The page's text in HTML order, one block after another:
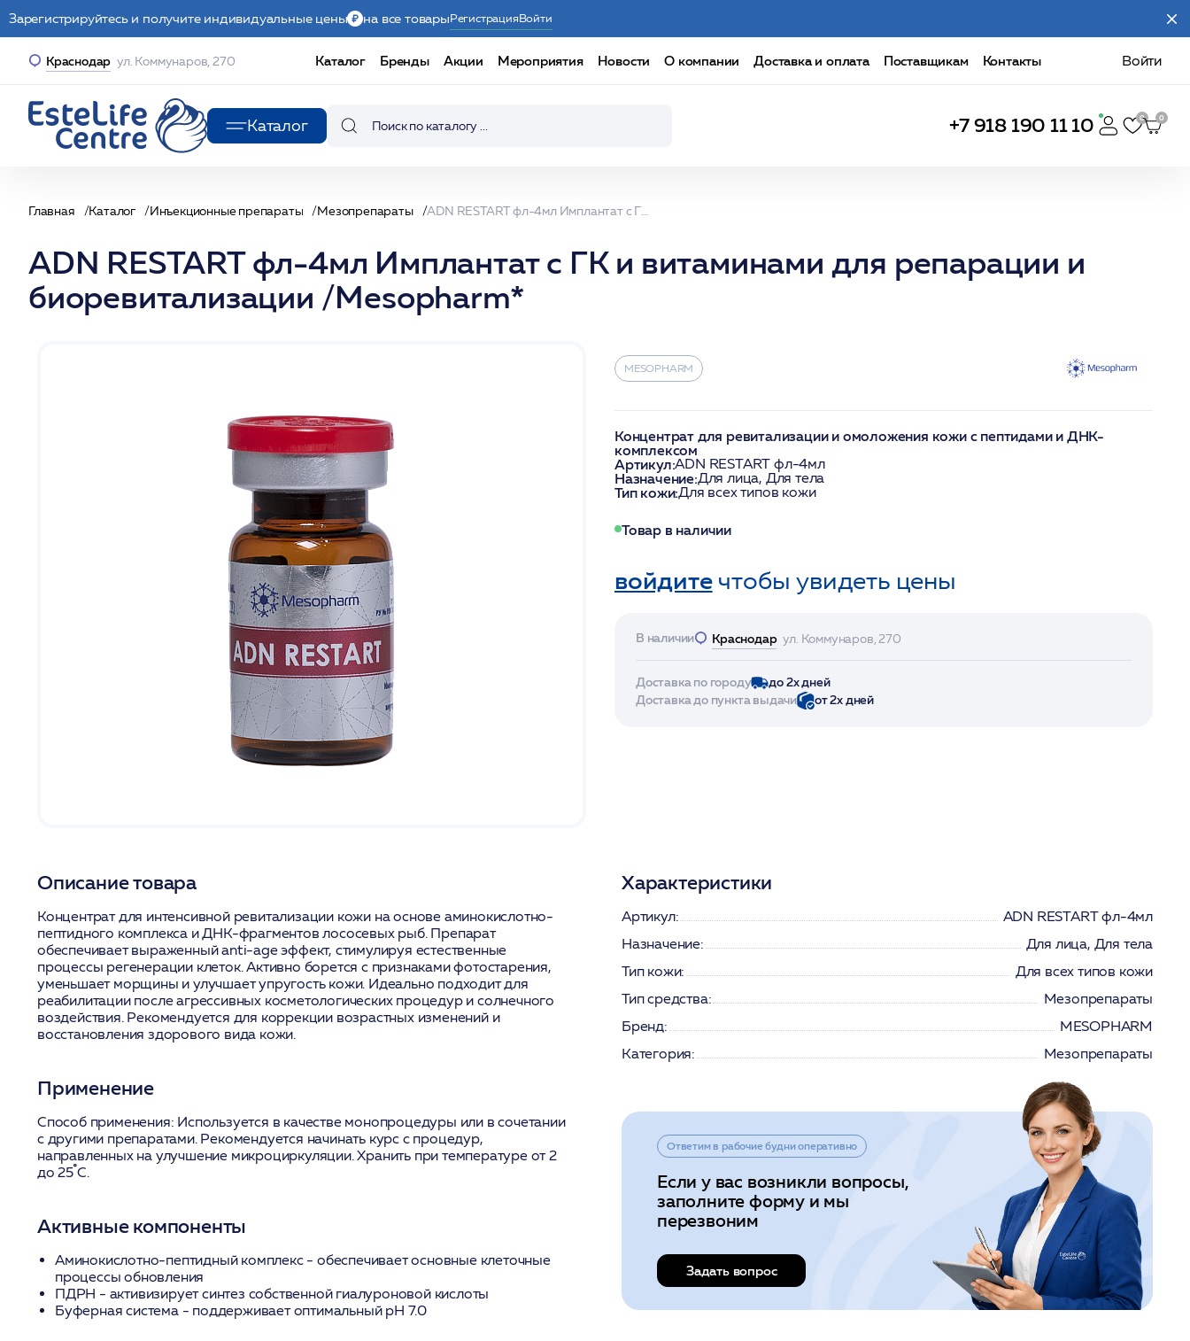
Зарегистрируйтесь и получите индивидуальные цены на все товарыРегистрацияВойти
Краснодар ул. Коммунаров, 270 Каталог Бренды Акции Мероприятия Новости О компании Доставка и оплата Поставщикам Контакты Войти
Каталог +7 918 190 11 10
Главная Каталог Инъекционные препараты Мезопрепараты
ADN RESTART фл-4мл Имплантат с ГК и витаминами для репарации и
биоревитализации /Mesopharm*
MESOPHARM
Концентрат для ревитализации и омоложения кожи с пептидами и ДНК-
комплексом
Артикул:ADN RESTART фл-4мл
Назначение:Для лица, Для тела
Тип кожи:Для всех типов кожи
Товар в наличии
войдитечтобы увидеть цены
В наличии Краснодар ул. Коммунаров, 270
Доставка по городу
до 2х дней
Доставка до пункта выдачи
от 2х дней
Описание товара
Концентрат для интенсивной ревитализации кожи на основе аминокислотно-
пептидного комплекса и ДНК-фрагментов лососевых рыб. Препарат
обеспечивает выраженный anti-age эффект, стимулируя естественные
процессы регенерации клеток. Активно борется с признаками фотостарения,
уменьшает морщины и улучшает упругость кожи. Идеально подходит для
реабилитации после агрессивных косметологических процедур и солнечного
воздействия. Рекомендуется для коррекции возрастных изменений и
восстановления здорового вида кожи.
Применение
Способ применения: Используется в качестве монопроцедуры или в сочетании
с другими препаратами. Рекомендуется начинать курс с процедур,
направленных на улучшение микроциркуляции. Хранить при температуре от 2
до 25˚С.
Активные компоненты
Аминокислотно-пептидный комплекс- обеспечивает основные клеточные
процессы обновления
ПДРН - активизирует синтез собственной гиалуроновой кислоты
Буферная система- поддерживает оптимальный pH 7.0
Характеристики
Артикул:
ADN RESTART фл-4мл
Назначение:
Для лица, Для тела
Тип кожи:
Для всех типов кожи
Тип средства:
Мезопрепараты
Бренд:
MESOPHARM
Категория:
Мезопрепараты
Ответим в рабочие будни оперативно
Если у вас возникли вопросы,
заполните форму и мы
перезвоним
Задать вопрос